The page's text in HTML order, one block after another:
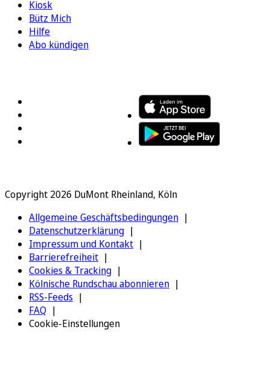
Kiosk
Bütz Mich
Hilfe
Abo kündigen
Copyright 2026 DuMont Rheinland, Köln
Allgemeine Geschäftsbedingungen
Datenschutzerklärung
Impressum und Kontakt
Barrierefreiheit
Cookies & Tracking
Kölnische Rundschau abonnieren
RSS-Feeds
FAQ
Cookie-Einstellungen